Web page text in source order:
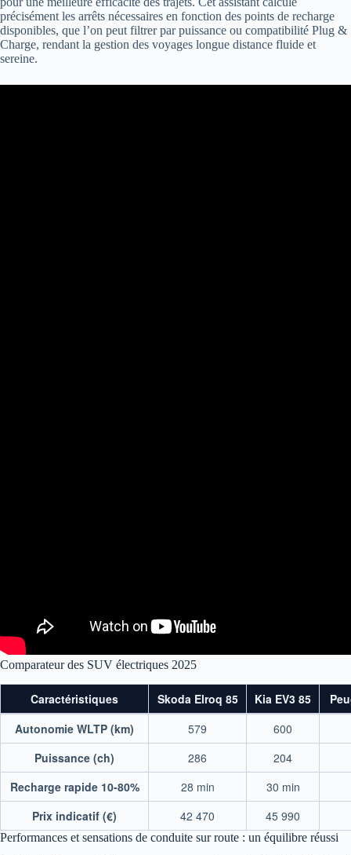
précisément les arrêts nécessaires en fonction des points de recharge
disponibles, que l’on peut filtrer par puissance ou compatibilité Plug &
Charge, rendant la gestion des voyages longue distance fluide et
sereine.
Comparateur des SUV électriques 2025
Tableau comparatif des caractéristiques du Skoda Elroq
Caractéristiques Skoda Elroq 85 Kia EV3 85
Autonomie WLTP (km)
579
600
Puissance (ch)
286
204
Recharge rapide 10-80%
28 min
30 min
Prix indicatif (€)
42 470 45 990
Performances et sensations de conduite sur route : un équilibre réussi